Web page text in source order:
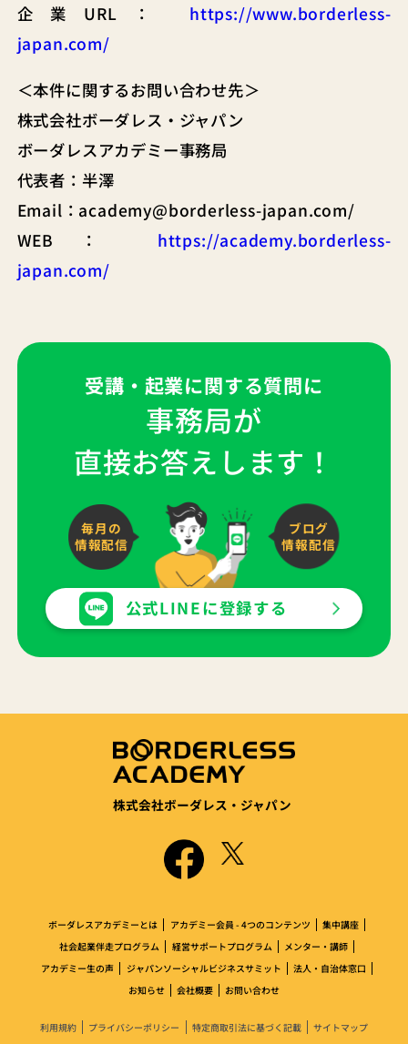
企業URL： https://www.borderless-
japan.com/
＜本件に関するお問い合わせ先＞
株式会社ボーダレス・ジャパン
ボーダレスアカデミー事務局
代表者：半澤
Email：academy@borderless-japan.com/
WEB： https://academy.borderless-
japan.com/
受講・起業に関する質問に
事務局が
直接お答えします！
毎月の
情報配信
ブログ
情報配信
公式LINEに登録する
株式会社ボーダレス・ジャパン
ボーダレスアカデミーとは アカデミー会員 - 4つのコンテンツ
集中講座
社会起業伴走プログラム
経営サポートプログラム
メンター・講師
アカデミー生の声
ジャパンソーシャルビジネスサミット
法人・自治体窓口
お知らせ
会社概要 お問い合わせ
利用規約 プライバシーポリシー 特定商取引法に基づく記載 サイトマップ